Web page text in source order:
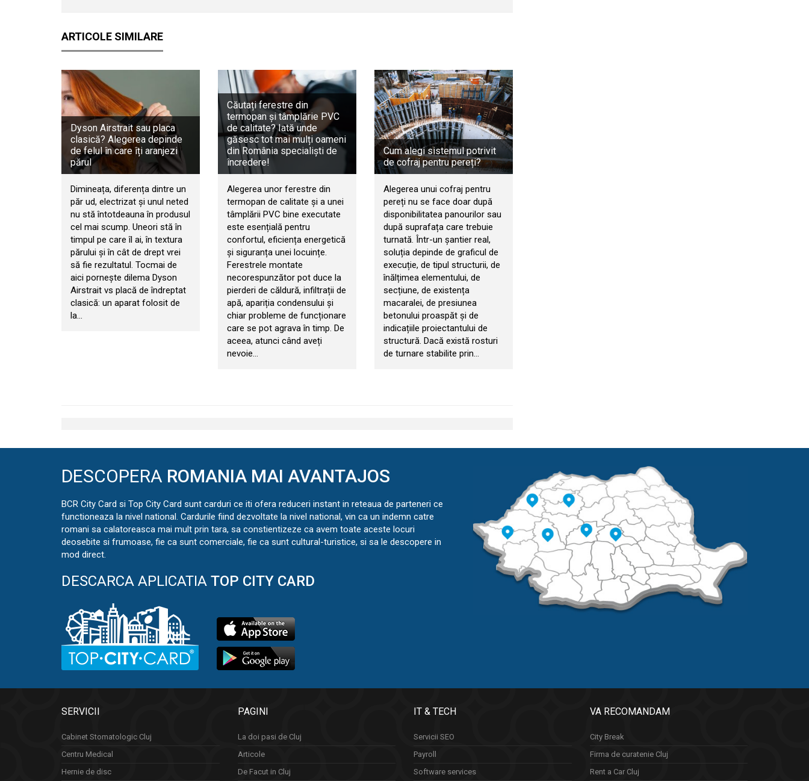
ARTICOLE SIMILARE
Dyson Airstrait sau placa
clasică? Alegerea depinde
de felul în care îți aranjezi
părul
Dimineața, diferența dintre un
păr ud, electrizat și unul neted
nu stă întotdeauna în produsul
cel mai scump. Uneori stă în
timpul pe care îl ai, în textura
părului și în cât de drept vrei
să fie rezultatul. Tocmai de
aici pornește dilema Dyson
Airstrait vs placă de îndreptat
clasică: un aparat folosit de
la…
Căutați ferestre din
termopan și tâmplărie PVC
de calitate? Iată unde
găsesc tot mai mulți oameni
din România specialiști de
încredere!
Alegerea unor ferestre din
termopan de calitate și a unei
tâmplării PVC bine executate
este esențială pentru
confortul, eficiența energetică
și siguranța unei locuințe.
Ferestrele montate
necorespunzător pot duce la
pierderi de căldură, infiltrații de
apă, apariția condensului și
chiar probleme de funcționare
care se pot agrava în timp. De
aceea, atunci când aveți
nevoie…
Cum alegi sistemul potrivit
de cofraj pentru pereți?
Alegerea unui cofraj pentru
pereți nu se face doar după
disponibilitatea panourilor sau
după suprafața care trebuie
turnată. Într-un șantier real,
soluția depinde de graficul de
execuție, de tipul structurii, de
înălțimea elementului, de
secțiune, de existența
macaralei, de presiunea
betonului proaspăt și de
indicațiile proiectantului de
structură. Dacă există rosturi
de turnare stabilite prin…
DESCOPERA ROMANIA MAI AVANTAJOS
BCR City Card si Top City Card sunt carduri ce iti ofera reduceri instant in reteaua de parteneri ce
functioneaza la nivel national. Cardurile fiind dezvoltate la nivel national, vin ca un indemn catre
romani sa calatoreasca mai mult prin tara, sa constientizeze ca avem toate aceste locuri
deosebite si frumoase, fie ca sunt comerciale, fie ca sunt cultural-turistice, si sa le descopere in
mod direct.
DESCARCA APLICATIA TOP CITY CARD
SERVICII
Cabinet Stomatologic Cluj
Centru Medical
Hernie de disc
PAGINI
La doi pasi de Cluj
Articole
De Facut in Cluj
IT & TECH
Servicii SEO
Payroll
Software services
VA RECOMANDAM
City Break
Firma de curatenie Cluj
Rent a Car Cluj